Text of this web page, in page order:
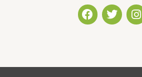
F
a
o
T
w
e
I
n
g